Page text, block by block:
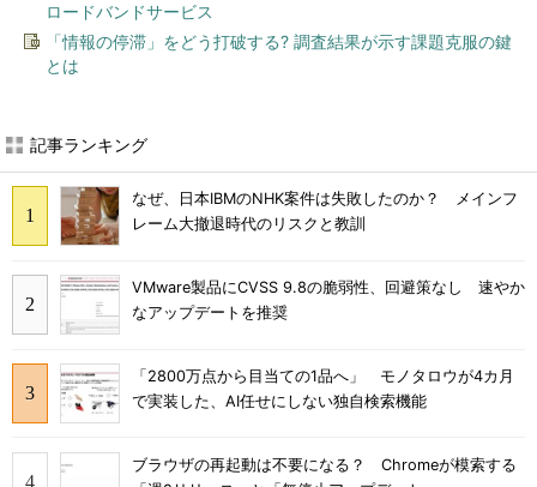
ロードバンドサービス
「情報の停滞」をどう打破する? 調査結果が示す課題克服の鍵
とは
記事ランキング
なぜ、日本IBMのNHK案件は失敗したのか？ メインフ
レーム大撤退時代のリスクと教訓
VMware製品にCVSS 9.8の脆弱性、回避策なし 速やか
なアップデートを推奨
「2800万点から目当ての1品へ」 モノタロウが4カ月
で実装した、AI任せにしない独自検索機能
ブラウザの再起動は不要になる？ Chromeが模索する